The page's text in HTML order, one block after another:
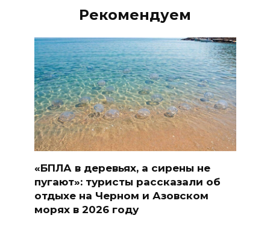
Рекомендуем
«БПЛА в деревьях, а сирены не
пугают»: туристы рассказали об
отдыхе на Черном и Азовском
морях в 2026 году